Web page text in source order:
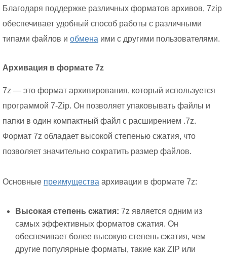
Благодаря поддержке различных форматов архивов, 7zip
обеспечивает удобный способ работы с различными
типами файлов и обмена ими с другими пользователями.
Архивация в формате 7z
7z — это формат архивирования, который используется
программой 7-Zip. Он позволяет упаковывать файлы и
папки в один компактный файл с расширением .7z.
Формат 7z обладает высокой степенью сжатия, что
позволяет значительно сократить размер файлов.
Основные преимущества архивации в формате 7z:
Высокая степень сжатия: 7z является одним из
самых эффективных форматов сжатия. Он
обеспечивает более высокую степень сжатия, чем
другие популярные форматы, такие как ZIP или